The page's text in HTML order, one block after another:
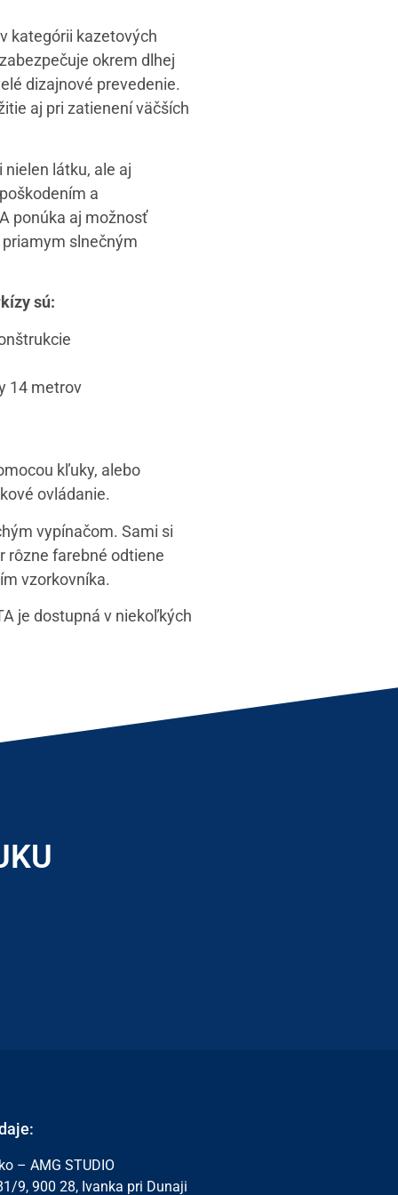
kategórii kazetových
okrem dlhej
dizajnové prevedenie.
aj pri zatienení väčších
látku, ale aj
a
ponúka aj možnosť
slnečným
sú:
14 metrov
kľuky, alebo
ovládanie.
vypínačom. Sami si
rôzne farebné odtiene
vzorkovníka.
je dostupná v niekoľkých
– AMG STUDIO
9, 900 28, Ivanka pri Dunaji